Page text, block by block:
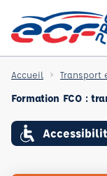
Accueil Transport
Formation FCO :